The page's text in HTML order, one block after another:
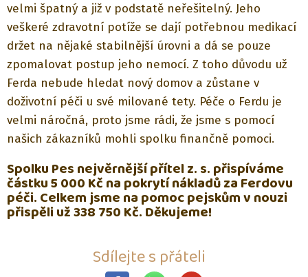
velmi špatný a již v podstatě neřešitelný. Jeho
veškeré zdravotní potíže se dají potřebnou medikací
držet na nějaké stabilnější úrovni a dá se pouze
zpomalovat postup jeho nemocí. Z toho důvodu už
Ferda nebude hledat nový domov a zůstane v
doživotní péči u své milované tety. Péče o Ferdu je
velmi náročná, proto jsme rádi, že jsme s pomocí
našich zákazníků mohli spolku finančně pomoci.
Spolku Pes nejvěrnější přítel z. s. přispíváme
částku 5 000 Kč na pokrytí nákladů za Ferdovu
péči. Celkem jsme na pomoc pejskům v nouzi
přispěli už 338 750 Kč. Děkujeme!
Sdílejte s přáteli